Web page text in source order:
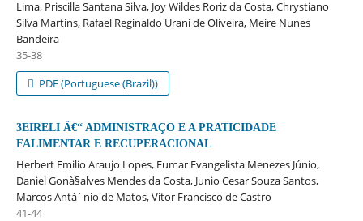
Lima, Priscilla Santana Silva, Joy Wildes Roriz da Costa, Chrystiano
Silva Martins, Rafael Reginaldo Urani de Oliveira, Meire Nunes
Bandeira
35-38
PDF (Portuguese (Brazil))
3EIRELI Â€“ ADMINISTRAÇO E A PRATICIDADE
FALIMENTAR E RECUPERACIONAL
Herbert Emilio Araujo Lopes, Eumar Evangelista Menezes Júnio,
Daniel Gonà§alves Mendes da Costa, Junio Cesar Souza Santos,
Marcos Antà´nio de Matos, Vitor Francisco de Castro
41-44